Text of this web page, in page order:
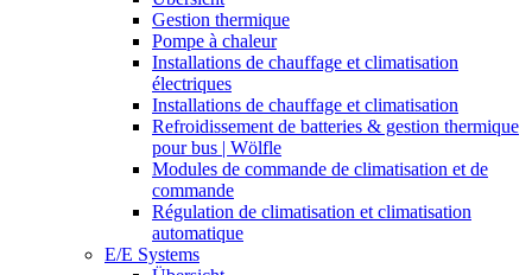
Gestion thermique
Pompe à chaleur
Installations de chauffage et climatisation
électriques
Installations de chauffage et climatisation
Refroidissement de batteries & gestion thermique
pour bus | Wölfle
Modules de commande de climatisation et de
commande
Régulation de climatisation et climatisation
automatique
E/E Systems